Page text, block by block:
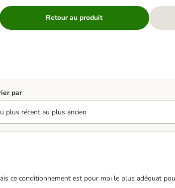
Retour au produit
par
ce conditionnement est pour moi le plus adéquat